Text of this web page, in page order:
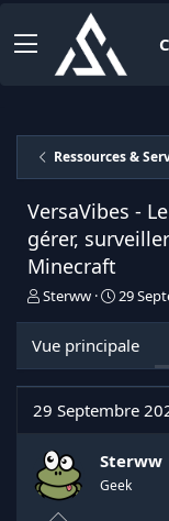
Ressources &
VersaVibes -
gérer,
Minecraft
I
t
i
t
u
r
d
Sterww
D
e
d
d
u
t
29
Vue principale
29 Septembre
Sterww
Geek